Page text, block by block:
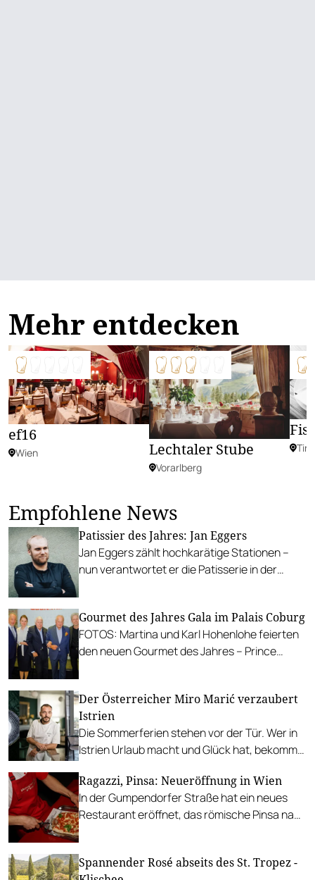
Mehr entdecken
ef16
Wien Lechtaler Stube
Vorarlberg
Tirol
Empfohlene News
Patissier des Jahres: Jan Eggers
Jan Eggers zählt hochkarätige Stationen –
nun verantwortet er die Patisserie in der
Gourmet des Jahres Gala im Palais Coburg
FOTOS: Martina und Karl Hohenlohe feierten
den neuen Gourmet des Jahres – Prince
Der Österreicher Miro Marić verzaubert
Istrien
Die Sommerferien stehen vor der Tür. Wer in
Istrien Urlaub macht und Glück hat, bekommt
Niederösterreicher Miro Marić.
Ragazzi, Pinsa: Neueröffnung in Wien
In der Gumpendorfer Straße hat ein neues
Restaurant eröffnet, das römische Pinsa nach
Spannender Rosé abseits des St. Tropez -